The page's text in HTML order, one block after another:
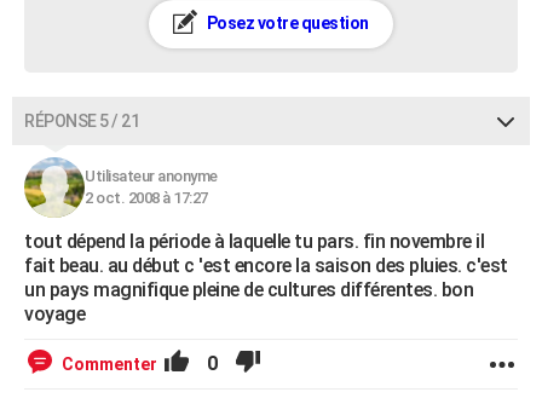
Posez votre question
RÉPONSE 5 / 21
Utilisateur anonyme
2 oct. 2008 à 17:27
tout dépend la période à laquelle tu pars. fin novembre il
fait beau. au début c 'est encore la saison des pluies. c'est
un pays magnifique pleine de cultures différentes. bon
voyage
Commenter 0